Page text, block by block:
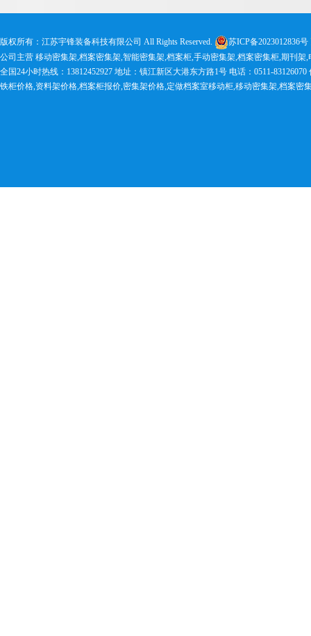
版权所有：江苏宇锋装备科技有限公司 All Rights Reserved. 苏ICP备2023012836号
公司主营 移动密集架,档案密集架,智能密集架,档案柜,手动密集架,档案密集柜,期刊
全国24小时热线：13812452927 地址：镇江新区大港东方路1号 电话：0511-83126070
铁柜价格,资料架价格,档案柜报价,密集架价格,定做档案室移动柜,移动密集架,档案密